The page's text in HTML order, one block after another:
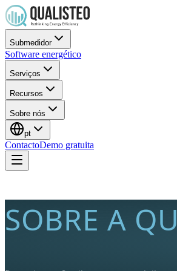
Submedidor
Software energético
Serviços
Recursos
Sobre nós
pt
ContactoDemo gratuita
SOBRE A